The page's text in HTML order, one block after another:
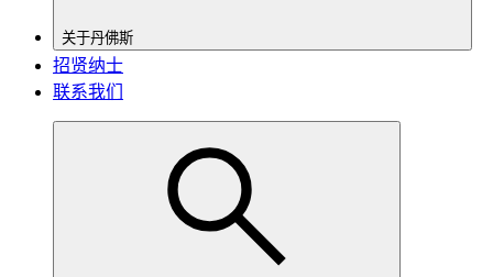
关于丹佛斯
招贤纳士
联系我们